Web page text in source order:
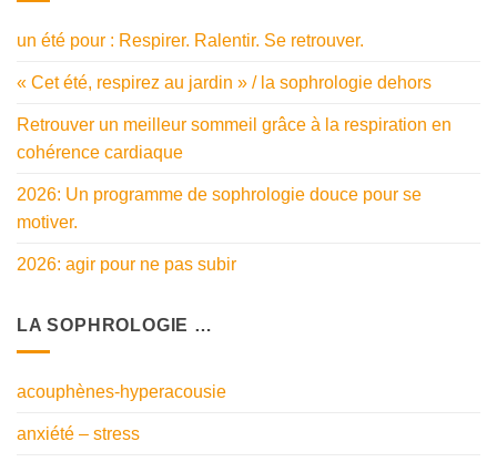
un été pour : Respirer. Ralentir. Se retrouver.
« Cet été, respirez au jardin » / la sophrologie dehors
Retrouver un meilleur sommeil grâce à la respiration en
cohérence cardiaque
2026: Un programme de sophrologie douce pour se
motiver.
2026: agir pour ne pas subir
LA SOPHROLOGIE …
acouphènes-hyperacousie
anxiété – stress